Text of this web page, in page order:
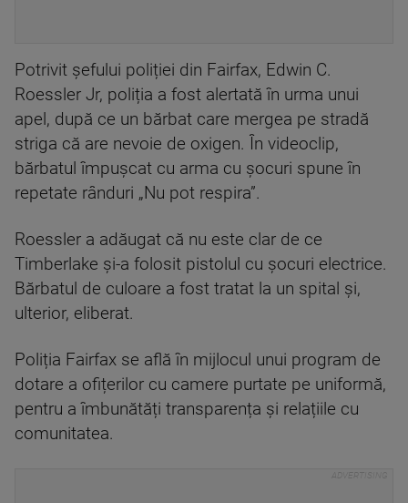
Potrivit șefului poliției din Fairfax, Edwin C.
Roessler Jr, poliția a fost alertată în urma unui
apel, după ce un bărbat care mergea pe stradă
striga că are nevoie de oxigen. În videoclip,
bărbatul împușcat cu arma cu șocuri spune în
repetate rânduri „Nu pot respira”.
Roessler a adăugat că nu este clar de ce
Timberlake și-a folosit pistolul cu șocuri electrice.
Bărbatul de culoare a fost tratat la un spital și,
ulterior, eliberat.
Poliția Fairfax se află în mijlocul unui program de
dotare a ofițerilor cu camere purtate pe uniformă,
pentru a îmbunătăți transparența și relațiile cu
comunitatea.